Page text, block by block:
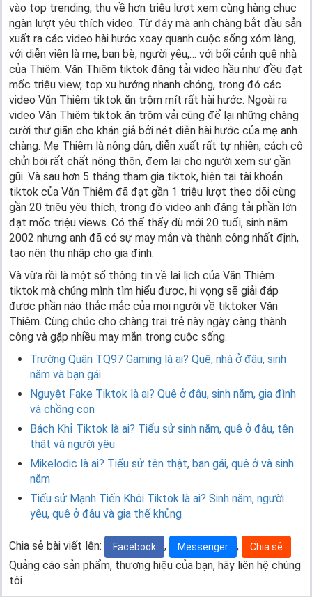
vào top trending, thu về hơn triệu lượt xem cùng hàng chục
ngàn lượt yêu thích video. Từ đây mà anh chàng bắt đầu sản
xuất ra các video hài hước xoay quanh cuộc sống xóm làng,
với diễn viên là mẹ, bạn bè, người yêu,… với bối cảnh quê nhà
của Thiêm. Văn Thiêm tiktok đăng tải video hầu như đều đạt
mốc triệu view, top xu hướng nhanh chóng, trong đó các
video Văn Thiêm tiktok ăn trộm mít rất hài hước. Ngoài ra
video Văn Thiêm tiktok ăn trộm vải cũng để lại những chàng
cười thư giãn cho khán giả bởi nét diễn hài hước của mẹ anh
chàng. Mẹ Thiêm là nông dân, diễn xuất rất tự nhiên, cách cô
chửi bới rất chất nông thôn, đem lại cho người xem sự gần
gũi. Và sau hơn 5 tháng tham gia tiktok, hiện tại tài khoản
tiktok của Văn Thiêm đã đạt gần 1 triệu lượt theo dõi cùng
gần 20 triệu yêu thích, trong đó video anh đăng tải phần lớn
đạt mốc triệu views. Có thể thấy dù mới 20 tuổi, sinh năm
2002 nhưng anh đã có sự may mắn và thành công nhất định,
tạo nên thu nhập cho gia đình.
Và vừa rồi là một số thông tin về lai lịch của Văn Thiêm
tiktok mà chúng mình tìm hiểu được, hi vọng sẽ giải đáp
được phần nào thắc mắc của mọi người về tiktoker Văn
Thiêm. Cùng chúc cho chàng trai trẻ này ngày càng thành
công và gặp nhiều may mắn trong cuộc sống.
Trường Quân TQ97 Gaming là ai? Quê, nhà ở đâu, sinh
năm và bạn gái
Nguyệt Fake Tiktok là ai? Quê ở đâu, sinh năm, gia đình
và chồng con
Bách Khỉ Tiktok là ai? Tiểu sử sinh năm, quê ở đâu, tên
thật và người yêu
Mikelodic là ai? Tiểu sử tên thật, bạn gái, quê ở và sinh
năm
Tiểu sử Mạnh Tiến Khôi Tiktok là ai? Sinh năm, người
yêu, quê ở đâu và gia thế khủng
Chia sẻ bài viết lên: Facebook , Messenger , Chia sẻ
Quảng cáo sản phẩm, thương hiệu của bạn, hãy liên hệ chúng
tôi